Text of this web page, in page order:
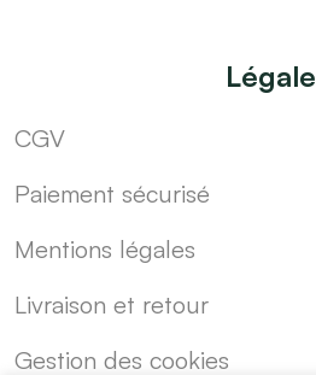
Légale
CGV
Paiement sécurisé
Mentions légales
Livraison et retour
Gestion des cookies